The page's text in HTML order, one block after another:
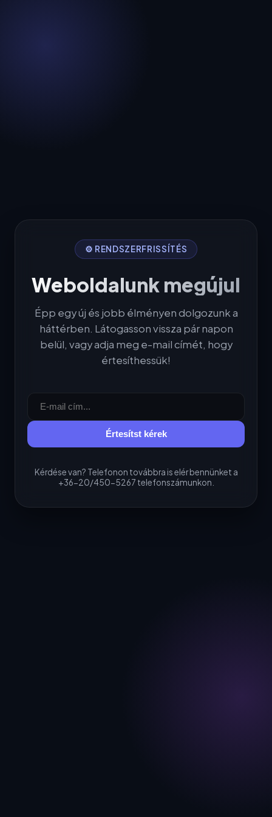
⚙️ RENDSZERFRISSÍTÉS
Weboldalunk megújul
Épp egy új és jobb élményen dolgozunk a
háttérben. Látogasson vissza pár napon
belül, vagy adja meg e-mail címét, hogy
értesíthessük!
Értesítst kérek
Kérdése van? Telefonon továbbra is elér bennünket a
+36-20/450-5267 telefonszámunkon.